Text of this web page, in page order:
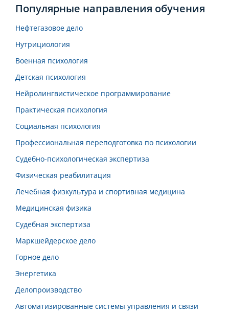
Популярные направления обучения
Нефтегазовое дело
Нутрициология
Военная психология
Детская психология
Нейролингвистическое программирование
Практическая психология
Социальная психология
Профессиональная переподготовка по психологии
Судебно-психологическая экспертиза
Физическая реабилитация
Лечебная физкультура и спортивная медицина
Медицинская физика
Судебная экспертиза
Маркшейдерское дело
Горное дело
Энергетика
Делопроизводство
Автоматизированные системы управления и связи